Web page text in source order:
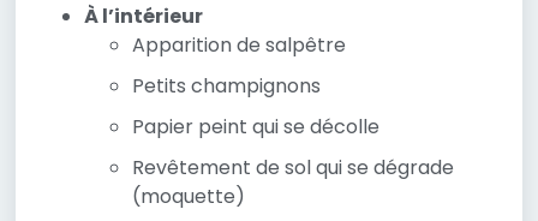
À l’intérieur
Apparition de salpêtre
Petits champignons
Papier peint qui se décolle
Revêtement de sol qui se dégrade
(moquette)